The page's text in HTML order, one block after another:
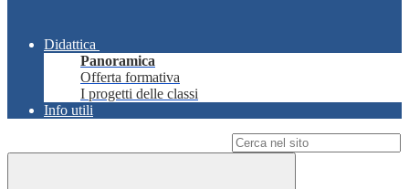
Didattica
Panoramica
Offerta formativa
I progetti delle classi
Info utili